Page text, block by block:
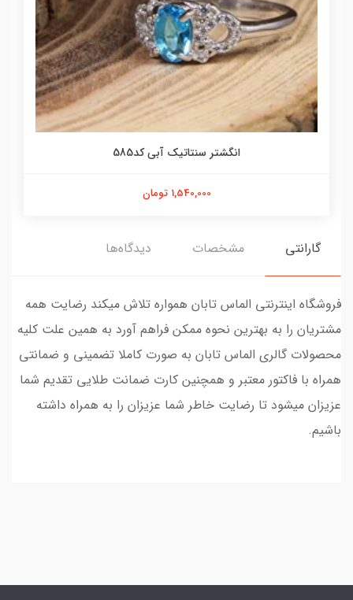
انگشتر سنتاتیک آبی کد585
1,540,000 تومان
گارانتی مشخصات دیدگاه‌ها
فروشگاه اینترنتی الماس تابان همواره تلاش میکند رضایت همه
مشتریان را به بهترین نحوه ممکن فراهم آورد به همین علت کلیه
محصولات گالری الماس تابان به صورت کاملا تضمینی و ضمانتی
همراه با فاکتور معتبر و همچنین کارت ضمانت طلایی تقدیم شما
عزیزان میشود تا رضایت خاطر شما عزیزان را به همراه داشته
باشیم.